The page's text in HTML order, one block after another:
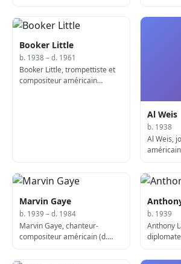
Booker Little
b. 1938 – d. 1961
Booker Little, trompettiste et
compositeur américain
Al Weis
b. 1938
Al Weis,
américain
Marvin Gaye
b. 1939 – d. 1984
Marvin Gaye, chanteur-
compositeur américain (d.
b. 1939
Anthony
nationale